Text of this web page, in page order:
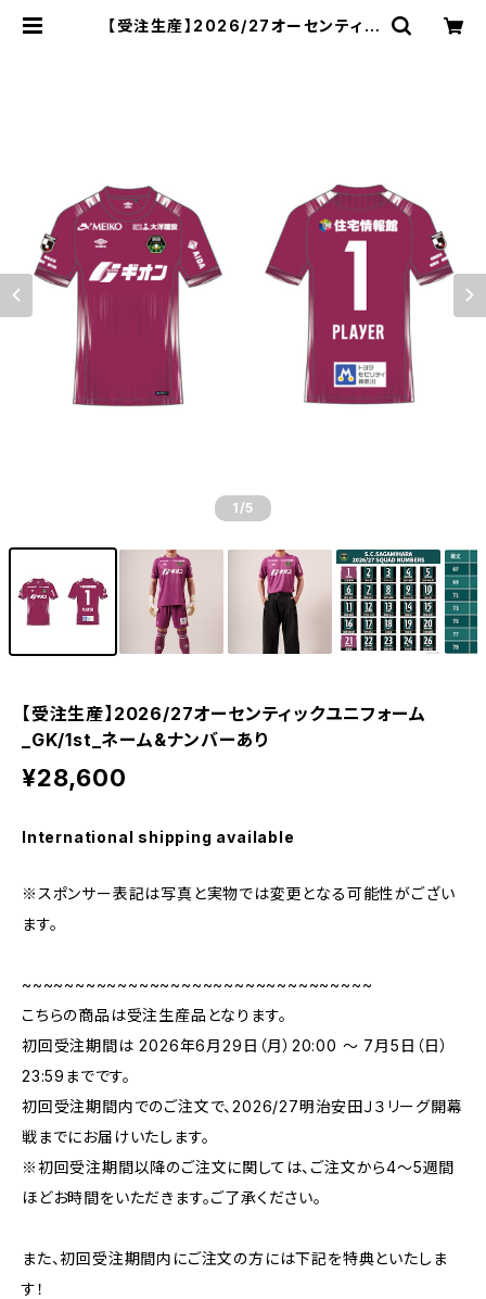
【受注生産】2026/27オーセンティッ
1 /5
【受注生産】2026/27オーセンティックユニフォーム
_GK/1st_ネーム&ナンバーあり
¥28,600
International shipping available
※スポンサー表記は写真と実物では変更となる可能性がござい
ます。
~~~~~~~~~~~~~~~~~~~~~~~~~~~~~~~~~
こちらの商品は受注生産品となります。
初回受注期間は 2026年6月29日（月）20:00 ～ 7月5日（日）
23:59までです。
初回受注期間内でのご注文で、2026/27明治安田Ｊ３リーグ開幕
戦までにお届けいたします。
※初回受注期間以降のご注文に関しては、ご注文から4〜5週間
ほどお時間をいただきます。ご了承ください。
また、初回受注期間内にご注文の方には下記を特典といたしま
す！